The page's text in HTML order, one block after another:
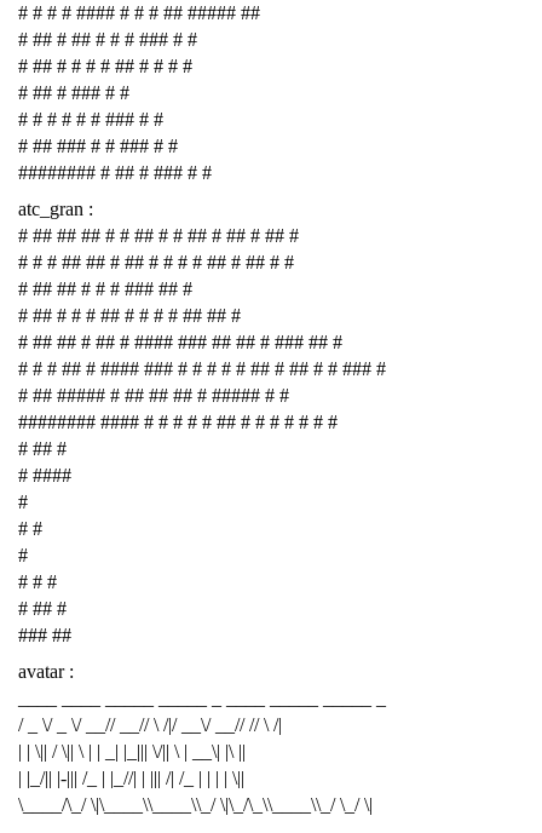
# # # # #### # # # ## ##### ##
# ## # ## # # # ### # #
# ## # # # # ## # # # #
# ## # ### # #
# # # # # # ### # #
# ## ### # # ### # #
######## # ## # ### # #
atc_gran :
# ## ## ## # # ## # # ## # ## # ## #
# # # ## ## # ## # # # # ## # ## # #
# ## ## # # # ### ## #
# ## # # # ## # # # # ## ## #
# ## ## # ## # #### ### ## ## # ### ## #
# # # ## # #### ### # # # # # ## # ## # # ### #
# ## ##### # ## ## ## # ##### # #
######## #### # # # # # ## # # # # # # #
# ## #
# ####
#
# #
#
# # #
# ## #
### ##
avatar :
/ _ \/ _ \/ __// __// \ /|/ __\/ __// // \ /|
| | \|| / \|| \ | | _| |_||| \/|| \ | __\| |\ ||
| |_/|| |-||| /_ | |_//| | ||| /| /_ | | | | \||
\____/\_/ \|\____\\____\\_/ \|\_/\_\\____\\_/ \_/ \|